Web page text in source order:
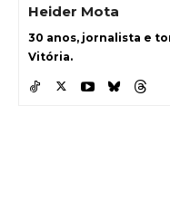
Heider Mota
30 anos, jornalista e
Vitória.